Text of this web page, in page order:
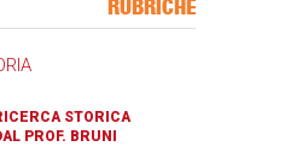
RUBRICHE
STORICA
PROF. BRUNI